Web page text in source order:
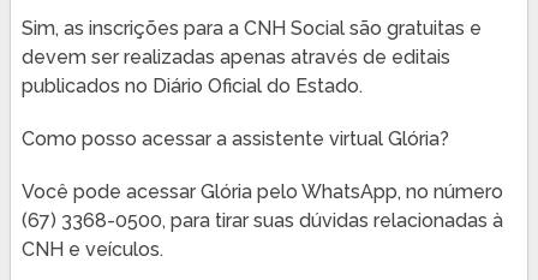
Sim, as inscrições para a CNH Social são gratuitas e
devem ser realizadas apenas através de editais
publicados no Diário Oficial do Estado.
Como posso acessar a assistente virtual Glória?
Você pode acessar Glória pelo WhatsApp, no número
(67) 3368-0500, para tirar suas dúvidas relacionadas à
CNH e veículos.